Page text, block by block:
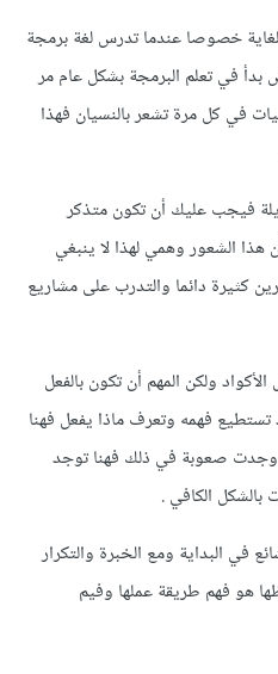
خصوصا عندما تدرس لغة برمجة
في تعلم البرمجة بشكل عام مر
في كل مرة تشعر بالنسيان فهذا
فيجب عليك أن تكون متذكر
هذا الشعور وهمي لهذا لا ينبغي
كثيرة دائما والتدرب على مشاريع
ولكن المهم أن تكون بالفعل
تستطيع فهمه وتعرف ماذا يفعل فهنا
وجدت صعوبة في ذلك فهنا توجد
الكافي .
في البداية ومع الخبرة والتكرار
هو فهم طريقة عملها وفيم